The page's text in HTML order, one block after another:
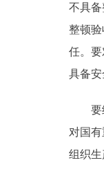
不具
整顿
任。
具备安
要继
对国
组织